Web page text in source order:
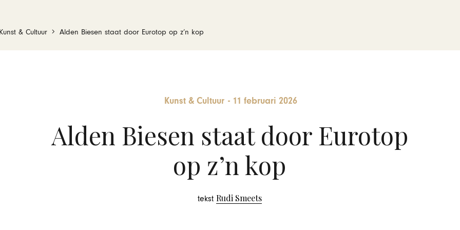
& Cultuur Alden Biesen staat door Eurotop op z’n kop
Kunst & Cultuur - 11 februari 2026
Alden Biesen staat door Eurotop
op z’n kop
tekst Rudi Smeets